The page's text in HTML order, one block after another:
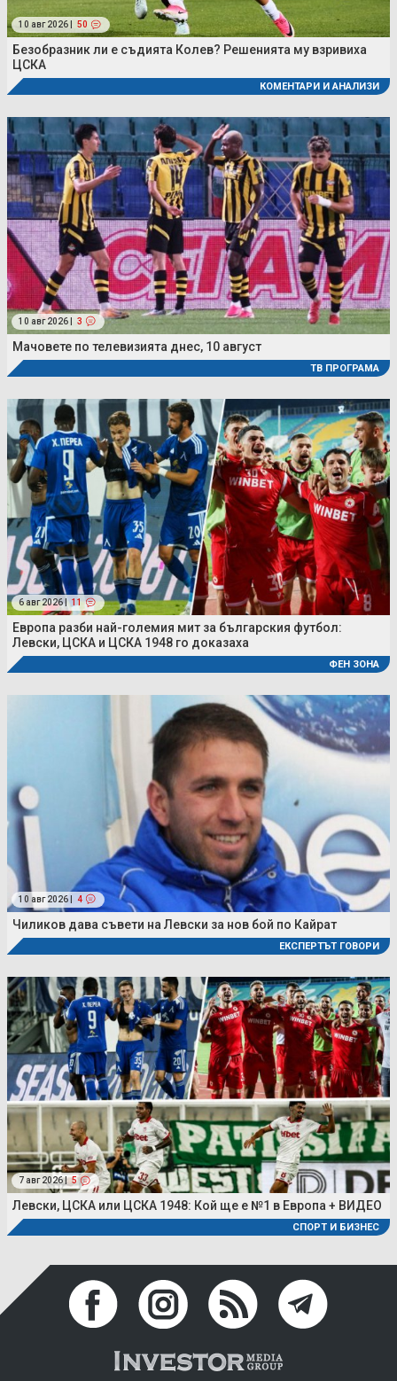
10 авг 2026 | 50
Безобразник ли е съдията Колев? Решенията му взривиха
ЦСКА
КОМЕНТАРИ И АНАЛИЗИ
10 авг 2026 | 3
Мачовете по телевизията днес, 10 август
ТВ ПРОГРАМА
6 авг 2026 | 11
Европа разби най-големия мит за българския футбол:
Левски, ЦСКА и ЦСКА 1948 го доказаха
ФЕН ЗОНА
10 авг 2026 | 4
Чиликов дава съвети на Левски за нов бой по Кайрат
ЕКСПЕРТЪТ ГОВОРИ
7 авг 2026 | 5
Левски, ЦСКА или ЦСКА 1948: Кой ще е №1 в Европа + ВИДЕО
СПОРТ И БИЗНЕС